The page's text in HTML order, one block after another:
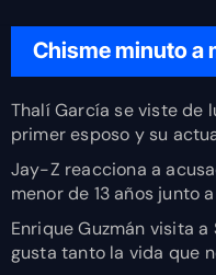
Chisme minuto a
Thalí García se viste de
primer esposo y su
Jay-Z reacciona a
menor de 13 años junto
Enrique Guzmán visita a
gusta tanto la vida que